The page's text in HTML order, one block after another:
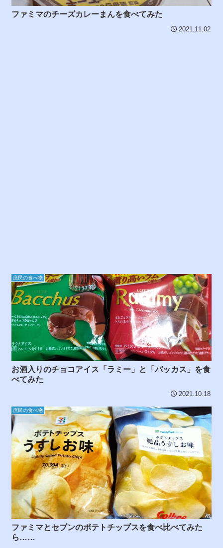
ファミマのチーズカレーまんを食べてみた
2021.11.02
庶民の食べ物
お酒入りのチョコアイス「ラミー」と「バッカス」を食
べてみた
2021.10.18
庶民の食べ物
ファミマとセブンのポテトチップスを食べ比べてみた
ら……